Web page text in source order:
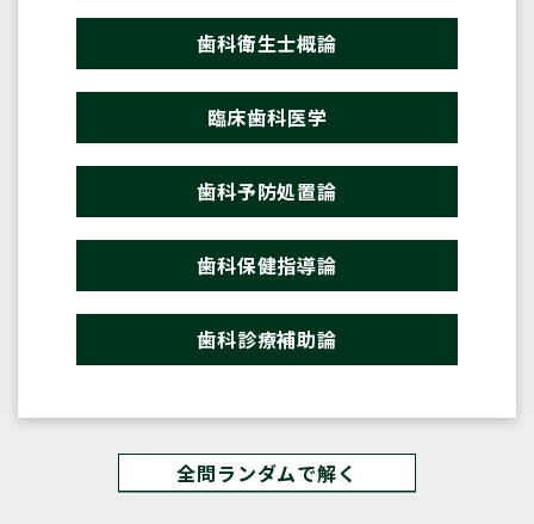
歯科衛生士概論
臨床歯科医学
歯科予防処置論
歯科保健指導論
歯科診療補助論
全問ランダムで解く